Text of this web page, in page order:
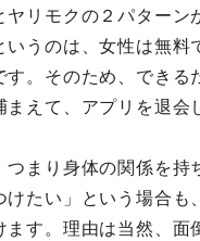
ヤリモクの２パターン
いうのは、女性は無料
す。そのため、できる
えて、アプリを退会
つまり身体の関係を持
けたい」という場合も
す。理由は当然、面